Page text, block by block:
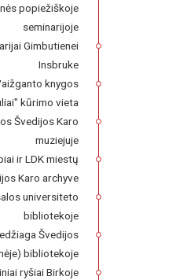
popiežiškoje
seminarijoje
Gimbutienei
Insbruke
knygos
kūrimo vieta
Švedijos Karo
muziejuje
ir LDK miestų
Karo archyve
universiteto
bibliotekoje
Švedijos
bibliotekoje
ryšiai Birkoje